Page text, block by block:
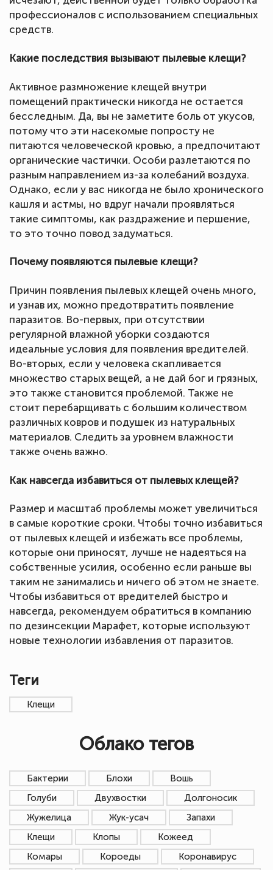
профессионалов с использованием специальных
средств.
Какие последствия вызывают пылевые клещи?
Активное размножение клещей внутри
помещений практически никогда не остается
бесследным. Да, вы не заметите боль от укусов,
потому что эти насекомые попросту не
питаются человеческой кровью, а предпочитают
органические частички. Особи разлетаются по
разным направлением из-за колебаний воздуха.
Однако, если у вас никогда не было хронического
кашля и астмы, но вдруг начали проявляться
такие симптомы, как раздражение и першение,
то это точно повод задуматься.
Почему появляются пылевые клещи?
Причин появления пылевых клещей очень много,
и узнав их, можно предотвратить появление
паразитов. Во-первых, при отсутствии
регулярной влажной уборки создаются
идеальные условия для появления вредителей.
Во-вторых, если у человека скапливается
множество старых вещей, а не дай бог и грязных,
это также становится проблемой. Также не
стоит перебарщивать с большим количеством
различных ковров и подушек из натуральных
материалов. Следить за уровнем влажности
также очень важно.
Как навсегда избавиться от пылевых клещей?
Размер и масштаб проблемы может увеличиться
в самые короткие сроки. Чтобы точно избавиться
от пылевых клещей и избежать все проблемы,
которые они приносят, лучше не надеяться на
собственные усилия, особенно если раньше вы
таким не занимались и ничего об этом не знаете.
Чтобы избавиться от вредителей быстро и
навсегда, рекомендуем обратиться в компанию
по дезинсекции Марафет, которые используют
новые технологии избавления от паразитов.
Теги
Клещи
Облако тегов
Бактерии Блохи
Вошь
Голуби
Двухвостки
Долгоносик
Жужелица
Жук-усач
Запахи
Клещи
Клопы
Кожеед
Комары
Короеды
Коронавирус